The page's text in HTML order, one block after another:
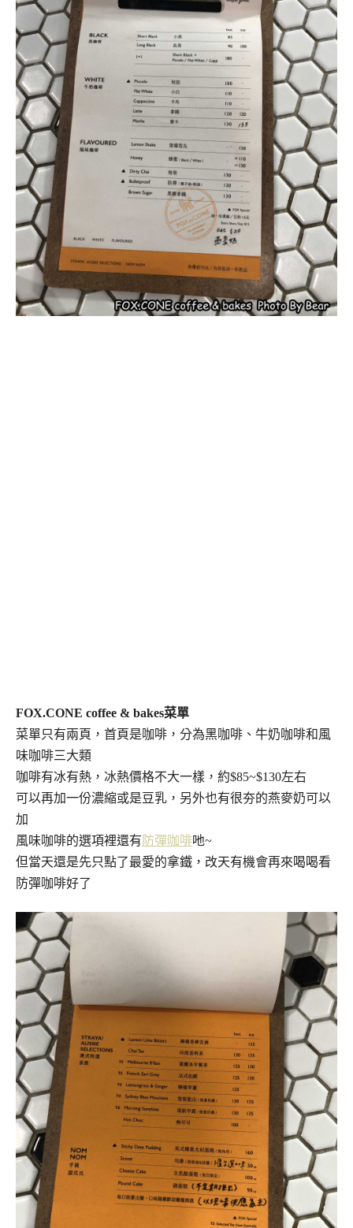
FOX.CONE coffee & bakes菜單
菜單只有兩頁，首頁是咖啡，分為黑咖啡、牛奶咖啡和風
味咖啡三大類
咖啡有冰有熱，冰熱價格不大一樣，約$85~$130左右
可以再加一份濃縮或是豆乳，另外也有很夯的燕麥奶可以
加
風味咖啡的選項裡還有 防彈咖啡吔~
但當天還是先只點了最愛的拿鐵，改天有機會再來喝喝看
防彈咖啡好了